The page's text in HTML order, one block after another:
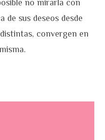
no mirarla con
de sus deseos desde
convergen en